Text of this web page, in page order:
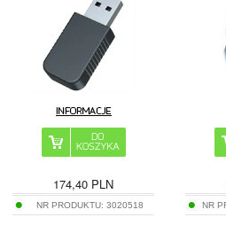
174,40 PLN
NR PRODUKTU:3020518 NR